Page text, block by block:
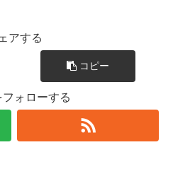
アする
コピー
ォローする